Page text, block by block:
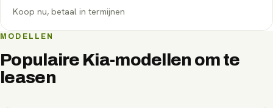
Koop nu, betaal in termijnen
MODELLEN
Populaire Kia-modellen om te
leasen